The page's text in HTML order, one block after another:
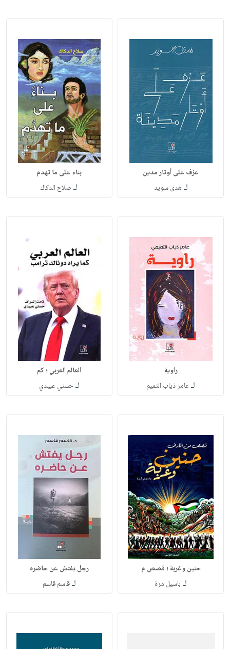
عزف على أوتار مدين
لـ هدى سويد
بناء على ما تهدم
لـ صلاح الدكاك
راوية
لـعامر ذياب التميم
العالم العربي ؛ كم
لـحسني عبيدي
حنين وغربة ؛ قصص م
لـ باسيل مرة
رجل يفتش عن حاضره
لـقاسم قاسم